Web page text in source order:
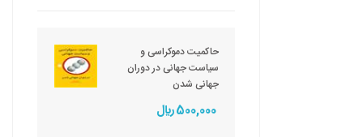
حاکمیت دموکراسی و
سیاست جهانی در دوران
جهانی شدن
500,000 ريال